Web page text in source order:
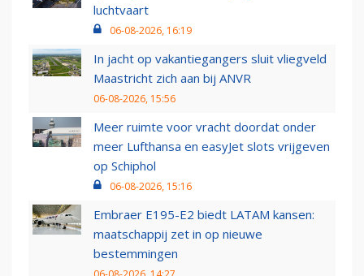
luchtvaart
06-08-2026, 16:19
In jacht op vakantiegangers sluit vliegveld
Maastricht zich aan bij ANVR
06-08-2026, 15:56
Meer ruimte voor vracht doordat onder
meer Lufthansa en easyJet slots vrijgeven
op Schiphol
06-08-2026, 15:16
Embraer E195-E2 biedt LATAM kansen:
maatschappij zet in op nieuwe
bestemmingen